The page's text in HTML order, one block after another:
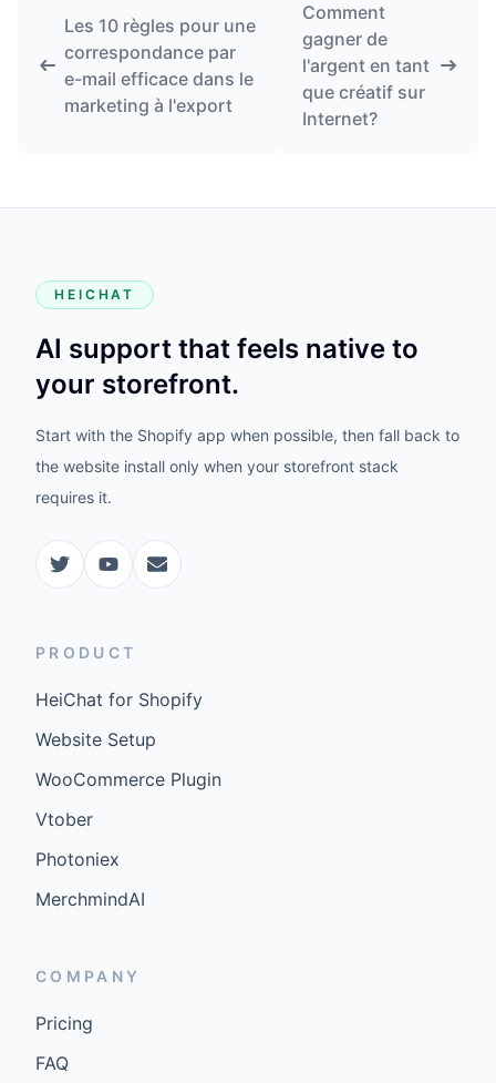
Les 10 règles pour une
correspondance par
e-mail efficace dans le
marketing à l'export
Comment
gagner de
l'argent en tant
que créatif sur
Internet?
HEICHAT
AI support that feels native to
your storefront.
Start with the Shopify app when possible, then fall back to
the website install only when your storefront stack
requires it.
PRODUCT
HeiChat for Shopify
Website Setup
WooCommerce Plugin
Vtober
Photoniex
MerchmindAI
COMPANY
Pricing
FAQ